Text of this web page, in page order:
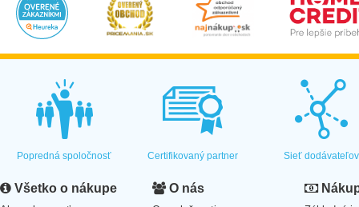
Popredná spoločnosť Certifikovaný partner Sieť dodávateľov
Všetko o nákupe O nás